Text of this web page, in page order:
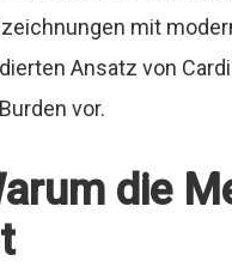
mit
Ansatz von
vor.
die